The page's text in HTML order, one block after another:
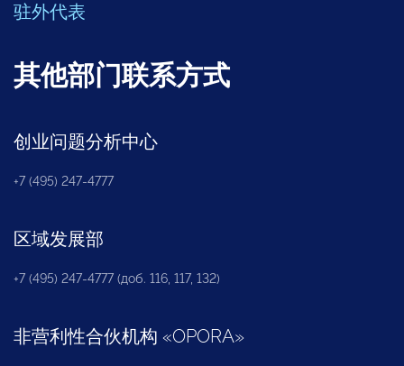
驻外代表
其他部门联系方式
创业问题分析中心
+7 (495) 247-4777
区域发展部
+7 (495) 247-4777 (доб. 116, 117, 132)
非营利性合伙机构 «OPORA»